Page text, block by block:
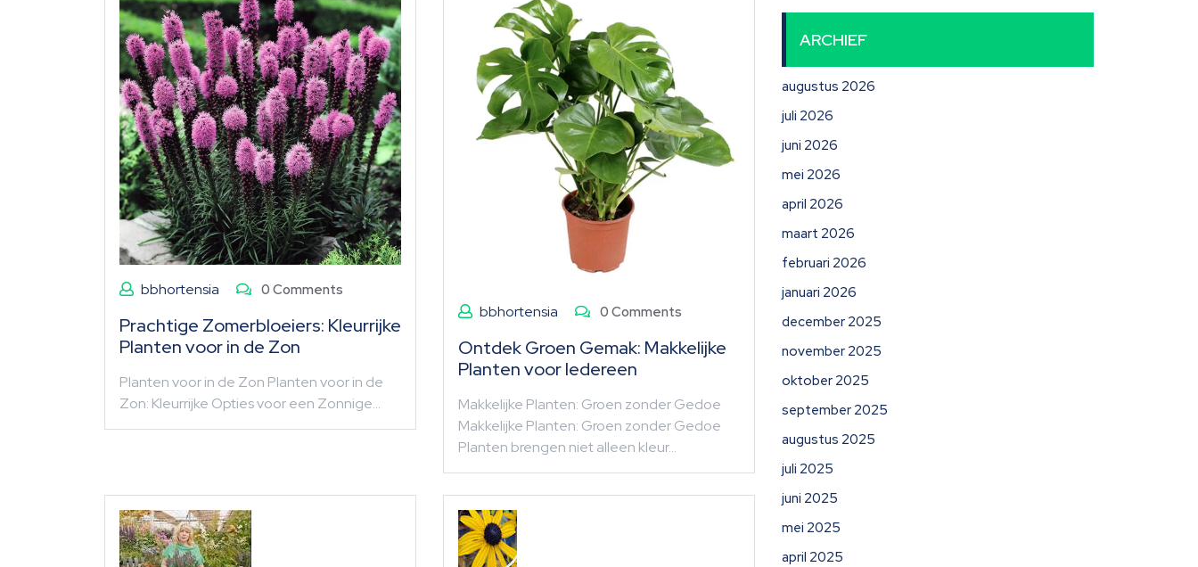
bbhortensia 0 Comments
Prachtige Zomerbloeiers: Kleurrijke
Planten voor in de Zon
Planten voor in de Zon Planten voor in de
Zon: Kleurrijke Opties voor een Zonnige…
bbhortensia 0 Comments
Ontdek Groen Gemak: Makkelijke
Planten voor Iedereen
Makkelijke Planten: Groen zonder Gedoe
Makkelijke Planten: Groen zonder Gedoe
Planten brengen niet alleen kleur…
ARCHIEF
augustus 2026
juli 2026
juni 2026
mei 2026
april 2026
maart 2026
februari 2026
januari 2026
december 2025
november 2025
oktober 2025
september 2025
augustus 2025
juli 2025
juni 2025
mei 2025
april 2025